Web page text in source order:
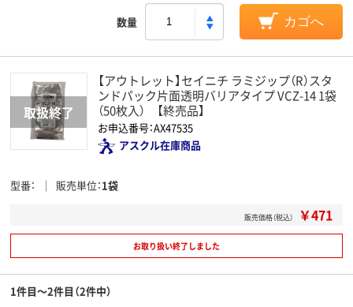
数量 カゴへ
【アウトレット】セイニチ ラミジップ（R）スタ
ンドパック片面透明バリアタイプ VCZ-14 1袋
（50枚入） 【終売品】
お申込番号：AX47535
アスクル在庫商品
型番 販売単位 1袋
販売価格（税込） ￥471
お取り扱い終了しました
1件目～2件目（2件中）